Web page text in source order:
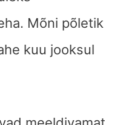
Mõni põletik
kuu jooksul